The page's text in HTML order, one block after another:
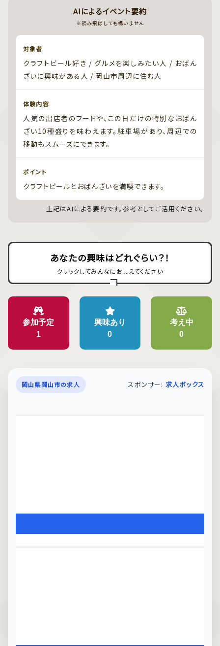
AIによるイベント要約
※読み飛ばしても構いません
対象者
クラフトビール好き / グルメを楽しみたい人 / おばん
ざいに興味がある人 / 岡山市周辺に住む人
体験内容
人気の出店者のフードや、この日だけの特別なおばん
ざい10種盛りを味わえます。駐車場があり、周辺での
移動もスムーズにできます。
ポイント
クラフトビールとおばんざいを満喫できます。
上記はAIによる要約です。参考としてご活用ください。
あなたの興味はどれぐらい？！
クリックしてみんなにおしえてください
参加予定
1
興味あり
0
考え中
0
岡山県岡山市の求人 スポンサー: 求人ボックス